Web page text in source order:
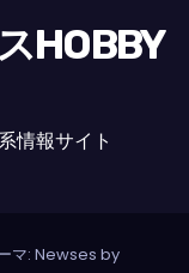
HOBBY
情報サイト
マ: Newses by